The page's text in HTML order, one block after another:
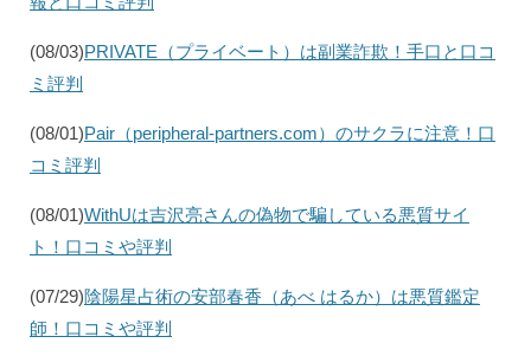
(08/03)PRIVATE（プライベート）は副業詐欺！手口と口コ
ミ評判
(08/01)Pair（peripheral-partners.com）のサクラに注意！口
コミ評判
(08/01)WithUは吉沢亮さんの偽物で騙している悪質サイ
ト！口コミや評判
(07/29)陰陽星占術の安部春香（あべ はるか）は悪質鑑定
師！口コミや評判